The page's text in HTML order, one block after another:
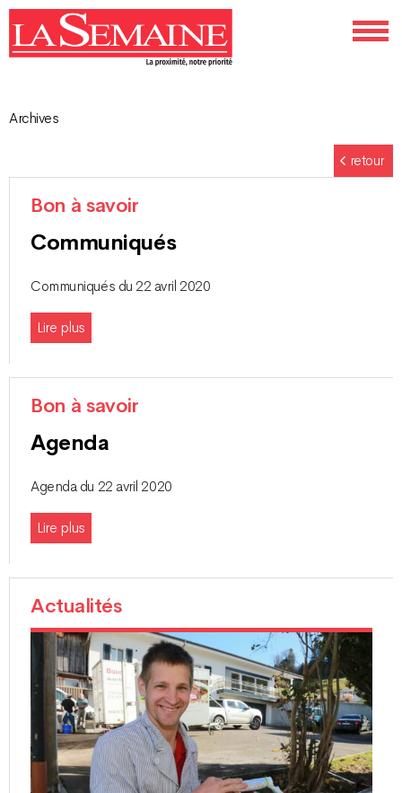
Archives
retour
Bon à savoir
Communiqués
Communiqués du 22 avril 2020
Lire plus
Bon à savoir
Agenda
Agenda du 22 avril 2020
Lire plus
Actualités
des
articles